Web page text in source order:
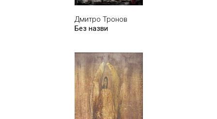
Дмитро Тронов
Без назви